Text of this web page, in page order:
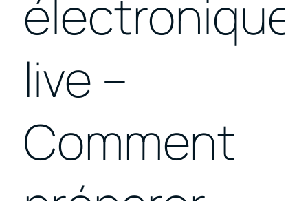
électronique
live –
Comment